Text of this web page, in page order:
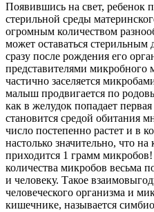
Появившись на свет, ребенок
стерильной среды
огромным количеством
может оставаться стерильным
сразу после рождения его
представителями
частично заселяется
малыш продвигается по
как в желудок попадает
становится средой обитания
число постепенно растет и в
настолько значительно, что
приходится 1 грамм
количества микробов весьма
и человеку. Такое
человеческого организма и
кишечнике, называется